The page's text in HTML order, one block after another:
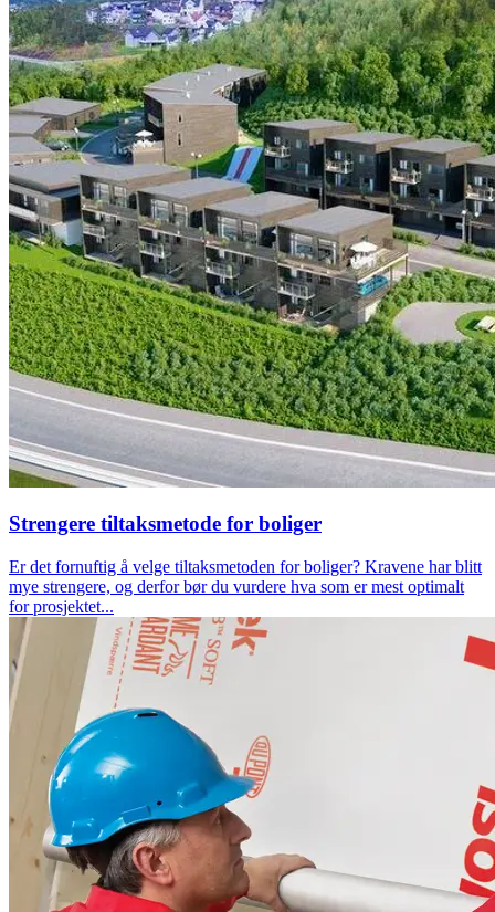
Strengere tiltaksmetode for boliger
Er det fornuftig å velge tiltaksmetoden for boliger? Kravene har blitt
mye strengere, og derfor bør du vurdere hva som er mest optimalt
for prosjektet...